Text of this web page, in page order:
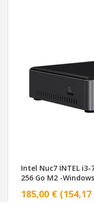
Intel Nuc7 INTEL i3-
256 Go M2 -
185,00 €